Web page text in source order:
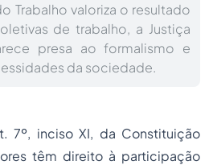
Trabalho valoriza o resultado
de trabalho, a Justiça
presa ao formalismo e
da sociedade.
7º, inciso XI, da Constituição
têm direito à participação